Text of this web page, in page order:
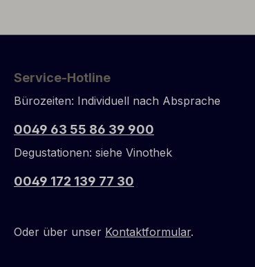
Spectator (über 2014er).
Service-Hotline
Bürozeiten: Individuell nach Absprache
0049 63 55 86 39 900
Degustationen: siehe Vinothek
0049 172 139 77 30
Oder über unser Kontaktformular.